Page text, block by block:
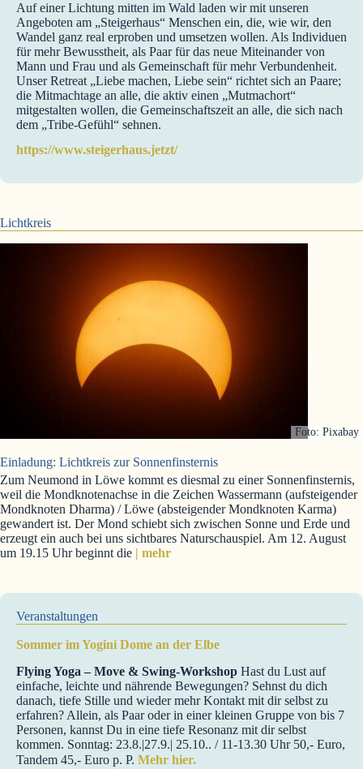
Auf einer Lichtung mitten im Wald laden wir mit unseren
Angeboten am „Steigerhaus“ Menschen ein, die, wie wir, den
Wandel ganz real erproben und umsetzen wollen. Als Individuen
für mehr Bewusstheit, als Paar für das neue Miteinander von
Mann und Frau und als Gemeinschaft für mehr Verbundenheit.
Unser Retreat „Liebe machen, Liebe sein“ richtet sich an Paare;
die Mitmachtage an alle, die aktiv einen „Mutmachort“
mitgestalten wollen, die Gemeinschaftszeit an alle, die sich nach
dem „Tribe-Gefühl“ sehnen.
https://www.steigerhaus.jetzt/
Lichtkreis
Foto: Pixabay
Einladung: Lichtkreis zur Sonnenfinsternis
Zum Neumond in Löwe kommt es diesmal zu einer Sonnenfinsternis,
weil die Mondknotenachse in die Zeichen Wassermann (aufsteigender
Mondknoten Dharma) / Löwe (absteigender Mondknoten Karma)
gewandert ist. Der Mond schiebt sich zwischen Sonne und Erde und
erzeugt ein auch bei uns sichtbares Naturschauspiel. Am 12. August
um 19.15 Uhr beginnt die | mehr
Veranstaltungen
Sommer im Yogini Dome an der Elbe
Flying Yoga – Move & Swing-Workshop Hast du Lust auf
einfache, leichte und nährende Bewegungen? Sehnst du dich
danach, tiefe Stille und wieder mehr Kontakt mit dir selbst zu
erfahren? Allein, als Paar oder in einer kleinen Gruppe von bis 7
Personen, kannst Du in eine tiefe Resonanz mit dir selbst
kommen. Sonntag: 23.8.|27.9.| 25.10.. / 11-13.30 Uhr 50,- Euro,
Tandem 45,- Euro p. P. Mehr hier.